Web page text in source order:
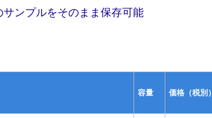
ンプルをそのまま保存可能
容量 価格（税別）